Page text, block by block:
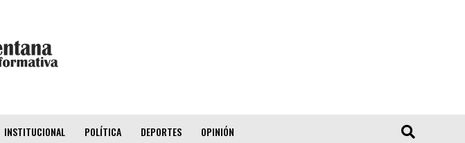
INSTITUCIONAL POLÍTICA DEPORTES OPINIÓN